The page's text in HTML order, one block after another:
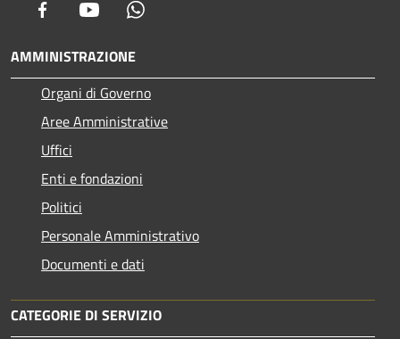
Facebook Youtube
AMMINISTRAZIONE
Organi di Governo
Aree Amministrative
Uffici
Enti e fondazioni
Politici
Personale Amministrativo
Documenti e dati
CATEGORIE DI SERVIZIO